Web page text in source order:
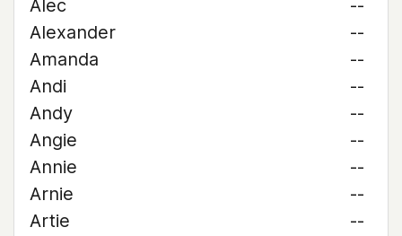
Alec
--
Alexander
--
Amanda
--
Andi
--
Andy
--
Angie
--
Annie
--
Arnie
--
Artie
--